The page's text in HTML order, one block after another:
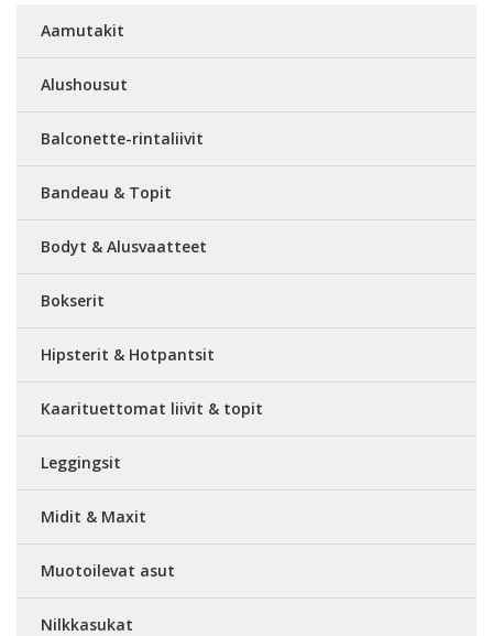
Aamutakit
Alushousut
Balconette-rintaliivit
Bandeau & Topit
Bodyt & Alusvaatteet
Bokserit
Hipsterit & Hotpantsit
Kaarituettomat liivit & topit
Leggingsit
Midit & Maxit
Muotoilevat asut
Nilkkasukat